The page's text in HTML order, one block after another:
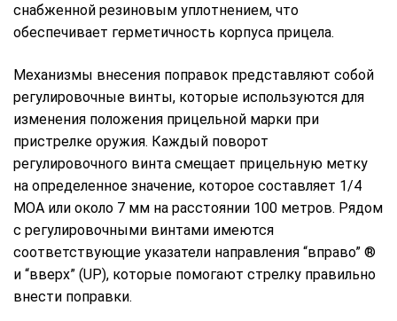
снабженной резиновым уплотнением, что
обеспечивает герметичность корпуса прицела.
Механизмы внесения поправок представляют собой
регулировочные винты, которые используются для
изменения положения прицельной марки при
пристрелке оружия. Каждый поворот
регулировочного винта смещает прицельную метку
на определенное значение, которое составляет 1/4
MOA или около 7 мм на расстоянии 100 метров. Рядом
с регулировочными винтами имеются
соответствующие указатели направления “вправо” ®
и “вверх” (UP), которые помогают стрелку правильно
внести поправки.